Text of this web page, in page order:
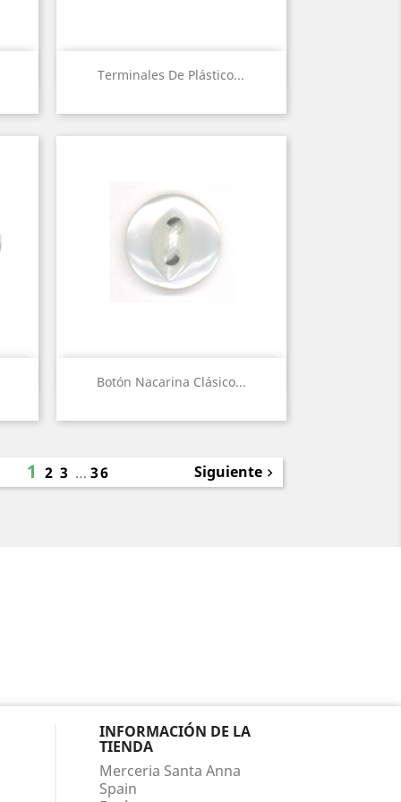
Terminales De Plástico...
Vista rápida
Botón Nacarina Clásico...
Vista rápida
1 2 3 … 36 Siguiente
INFORMACIÓN DE LA
TIENDA
Merceria Santa Anna
Spain